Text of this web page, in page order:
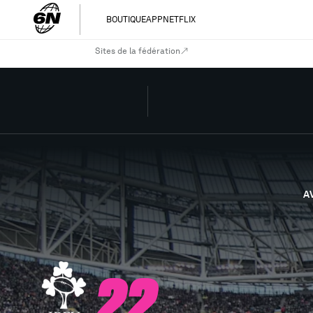
BOUTIQUEAPP NETFLIX
Sites de la fédération